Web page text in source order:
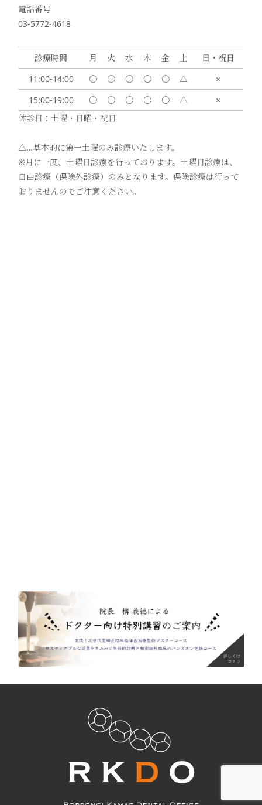
電話番号
03-5772-4618
診療時間 月 火 水 木 金 土
日・祝日
11:00-14:00
〇 〇 〇 〇 〇 △
×
15:00-19:00
〇 〇 〇 〇 〇 △
×
休診日：土曜・日曜・祝日
△…基本的に第一土曜のみ診療いたします。
※月に一度、土曜日診療を行っております。土曜日診療は、
自由診療（保険外診療）のみとなります。保険診療は行って
おりませんのでご注意ください。